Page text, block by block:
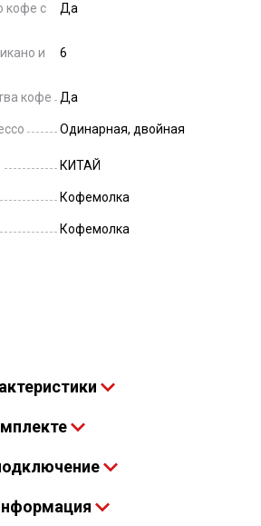
кофе с
Да
и
6
кофе Да
Одинарная, двойная
КИТАЙ
Кофемолка
Кофемолка